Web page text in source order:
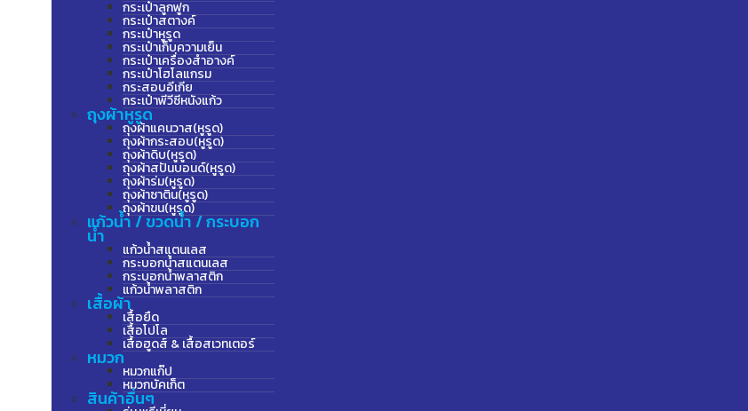
กระเป๋าลูกฟูก
กระเป๋าสตางค์
กระเป๋าหูรูด
กระเป๋าเก็บความเย็น
กระเป๋าเครื่องสำอางค์
กระเป๋าโฮโลแกรม
กระสอบอีเกีย
กระเป๋าพีวีซีหนังแก้ว
ถุงผ้าหูรูด
ถุงผ้าแคนวาส(หูรูด)
ถุงผ้ากระสอบ(หูรูด)
ถุงผ้าดิบ(หูรูด)
ถุงผ้าสปันบอนด์(หูรูด)
ถุงผ้าร่ม(หูรูด)
ถุงผ้าซาติน(หูรูด)
ถุงผ้าขน(หูรูด)
แก้วน้ำ / ขวดน้ำ / กระบอก
น้ำ
แก้วน้ำสแตนเลส
กระบอกน้ำสแตนเลส
กระบอกน้ำพลาสติก
แก้วน้ำพลาสติก
เสื้อผ้า
เสื้อยืด
เสื้อโปโล
เสื้อฮูดส์ & เสื้อสเวทเตอร์
หมวก
หมวกแก๊ป
หมวกบัคเก็ต
สินค้าอื่นๆ